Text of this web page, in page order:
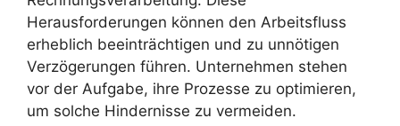
Herausforderungen können den Arbeitsfluss
erheblich beeinträchtigen und zu unnötigen
Verzögerungen führen. Unternehmen stehen
vor der Aufgabe, ihre Prozesse zu optimieren,
um solche Hindernisse zu vermeiden.